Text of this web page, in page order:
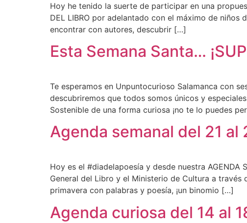
Hoy he tenido la suerte de participar en una
DEL LIBRO por adelantado con el máximo de
encontrar con autores, descubrir […]
Esta Semana Santa…
Te esperamos en Unpuntocurioso Salamanca con
descubriremos que todos somos únicos y
Sostenible de una forma curiosa ¡no te lo puedes
Agenda semanal del 21 al
Hoy es el #diadelapoesía y desde nuestra
General del Libro y el Ministerio de Cultura a
primavera con palabras y poesía, ¡un binomio […]
Agenda curiosa del 14 al